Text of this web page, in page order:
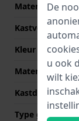
Materiaal
Kastvorm
Kleur kast
Materiaal
Kastdeksel
Type glas
De
u ook
wilt